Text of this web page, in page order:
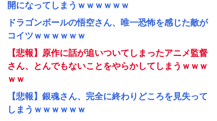
開になってしまうｗｗｗｗｗｗ
ドラゴンボールの悟空さん、唯一恐怖を感じた敵が
コイツｗｗｗｗｗｗ
【悲報】原作に話が追いついてしまったアニメ監督
さん、とんでもないことをやらかしてしまうｗｗｗ
ｗｗ
【悲報】銀魂さん、完全に終わりどころを見失って
しまうｗｗｗｗｗｗ